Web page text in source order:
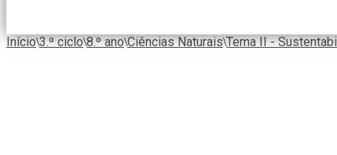
Início\3.º ciclo\8.º ano\Ciências Naturais\Tema II -